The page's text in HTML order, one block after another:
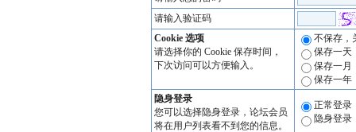
请输入验证码
Cookie 选项
请选择你的 Cookie 保存时间，
下次访问可以方便输入。
不保存，
保存一天
保存一月
保存一年
隐身登录
您可以选择隐身登录，论坛会员
将在用户列表看不到您的信息。
正常登录
隐身登录